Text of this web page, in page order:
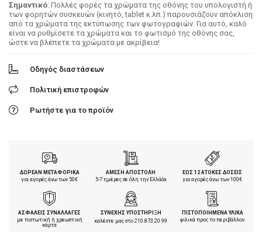
Σημαντικό: Πολλές φορές τα χρώματα της οθόνης του υπολογιστή ή
των φορητών συσκευών (κινητό, tablet κ.λπ.) παρουσιάζουν απόκλιση
από τα χρώματα της εκτύπωσης των φωτογραφιών. Για αυτό, καλό
είναι να ρυθμίσετε τα χρώματα και το φωτισμό της οθόνης σας,
ώστε να βλέπετε τα χρώματα με ακρίβεια!
Οδηγός διαστάσεων
Πολιτική επιστροφών
Ρωτήστε για το προϊόν
ΔΩΡΕΑΝ ΜΕΤΑΦΟΡΙΚΑ
για αγορές άνω των 50€
ΑΜΕΣΗ ΑΠΟΣΤΟΛΗ
5-7 ημέρες σε όλη την Ελλάδα
ΕΩΣ 12 ΑΤΟΚΕΣ ΔΟΣΕΙΣ
για αγορές άνω των 100€
ΑΣΦΑΛΕΙΣ ΣΥΝΑΛΛΑΓΕΣ
με πιστωτική ή χρεωστική
κάρτα
ΣΥΝΕΧΗΣ ΥΠΟΣΤΗΡΙΞΗ
καλέστε μας στο210.873.20.99
ΠΙΣΤΟΠΟΙΗΜΕΝΑ ΥΛΙΚΑ
φιλικά προς το περιβάλλον